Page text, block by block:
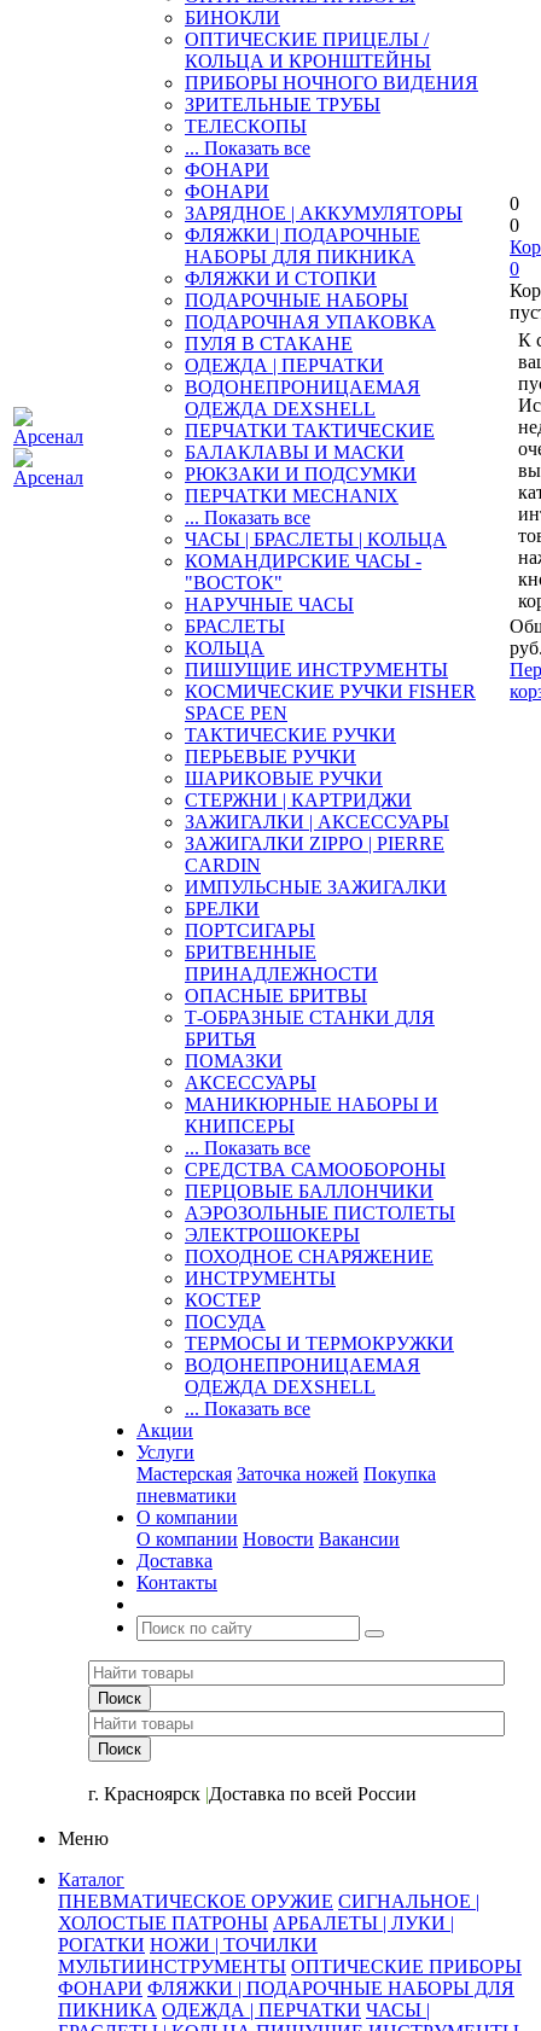
БИНОКЛИ
ОПТИЧЕСКИЕ ПРИЦЕЛЫ /
КОЛЬЦА И КРОНШТЕЙНЫ
ПРИБОРЫ НОЧНОГО ВИДЕНИЯ
ЗРИТЕЛЬНЫЕ ТРУБЫ
ТЕЛЕСКОПЫ
... Показать все
ФОНАРИ
ФОНАРИ
ЗАРЯДНОЕ | АККУМУЛЯТОРЫ
ФЛЯЖКИ | ПОДАРОЧНЫЕ
НАБОРЫ ДЛЯ ПИКНИКА
ФЛЯЖКИ И СТОПКИ
ПОДАРОЧНЫЕ НАБОРЫ
ПОДАРОЧНАЯ УПАКОВКА
ПУЛЯ В СТАКАНЕ
ОДЕЖДА | ПЕРЧАТКИ
ВОДОНЕПРОНИЦАЕМАЯ
ОДЕЖДА DEXSHELL
ПЕРЧАТКИ ТАКТИЧЕСКИЕ
БАЛАКЛАВЫ И МАСКИ
РЮКЗАКИ И ПОДСУМКИ
ПЕРЧАТКИ MECHANIX
... Показать все
ЧАСЫ | БРАСЛЕТЫ | КОЛЬЦА
КОМАНДИРСКИЕ ЧАСЫ -
"ВОСТОК"
НАРУЧНЫЕ ЧАСЫ
БРАСЛЕТЫ
КОЛЬЦА
ПИШУЩИЕ ИНСТРУМЕНТЫ
КОСМИЧЕСКИЕ РУЧКИ FISHER
SPACE PEN
ТАКТИЧЕСКИЕ РУЧКИ
ПЕРЬЕВЫЕ РУЧКИ
ШАРИКОВЫЕ РУЧКИ
СТЕРЖНИ | КАРТРИДЖИ
ЗАЖИГАЛКИ | АКСЕССУАРЫ
ЗАЖИГАЛКИ ZIPPO | PIERRE
CARDIN
ИМПУЛЬСНЫЕ ЗАЖИГАЛКИ
БРЕЛКИ
ПОРТСИГАРЫ
БРИТВЕННЫЕ
ПРИНАДЛЕЖНОСТИ
ОПАСНЫЕ БРИТВЫ
Т-ОБРАЗНЫЕ СТАНКИ ДЛЯ
БРИТЬЯ
ПОМАЗКИ
АКСЕССУАРЫ
МАНИКЮРНЫЕ НАБОРЫ И
КНИПСЕРЫ
... Показать все
СРЕДСТВА САМООБОРОНЫ
ПЕРЦОВЫЕ БАЛЛОНЧИКИ
АЭРОЗОЛЬНЫЕ ПИСТОЛЕТЫ
ЭЛЕКТРОШОКЕРЫ
ПОХОДНОЕ СНАРЯЖЕНИЕ
ИНСТРУМЕНТЫ
КОСТЕР
ПОСУДА
ТЕРМОСЫ И ТЕРМОКРУЖКИ
ВОДОНЕПРОНИЦАЕМАЯ
ОДЕЖДА DEXSHELL
... Показать все
Акции
Услуги
Мастерская Заточка ножей Покупка
пневматики
О компании
О компании Новости Вакансии
Доставка
Контакты
г. Красноярск |Доставка по всей России
0
0
0
К
Меню
Каталог
ПНЕВМАТИЧЕСКОЕ ОРУЖИЕ СИГНАЛЬНОЕ |
ХОЛОСТЫЕ ПАТРОНЫ АРБАЛЕТЫ | ЛУКИ |
РОГАТКИ НОЖИ | ТОЧИЛКИ
МУЛЬТИИНСТРУМЕНТЫ ОПТИЧЕСКИЕ ПРИБОРЫ
ФОНАРИ ФЛЯЖКИ | ПОДАРОЧНЫЕ НАБОРЫ ДЛЯ
ПИКНИКА ОДЕЖДА | ПЕРЧАТКИ ЧАСЫ |